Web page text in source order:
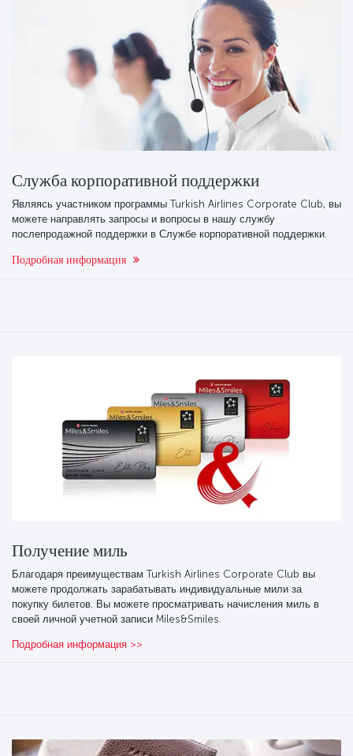
Служба корпоративной поддержки
Являясь участником программы Turkish Airlines Corporate Club, вы
можете направлять запросы и вопросы в нашу службу
послепродажной поддержки в Службе корпоративной поддержки.
Подробная информация
Получение миль
Благодаря преимуществам Turkish Airlines Corporate Club вы
можете продолжать зарабатывать индивидуальные мили за
покупку билетов. Вы можете просматривать начисления миль в
своей личной учетной записи Miles&Smiles.
Подробная информация >>